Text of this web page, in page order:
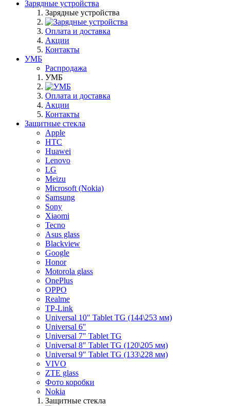
Зарядные устройства
Зарядные устройства
Оплата и доставка
Акции
Контакты
УМБ
Распродажа
УМБ
Оплата и доставка
Акции
Контакты
Защитные стекла
Apple
HTC
Huawei
Lenovo
LG
Meizu
Microsoft (Nokia)
Samsung
Sony
Xiaomi
Tecno
Asus glass
Blackview
Google
Honor
Motorola glass
OnePlus
OPPO
Realme
TP-Link
Universal 10" Tablet TG (144\253 мм)
Universal 6"
Universal 7" Tablet TG
Universal 8" Tablet TG (120\205 мм)
Universal 9" Tablet TG (133\228 мм)
VIVO
ZTE glass
Фото коробки
Nokia
Защитные стекла